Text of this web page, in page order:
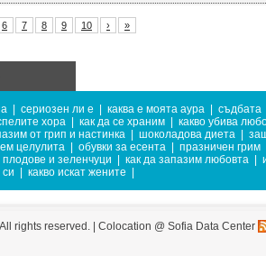
6 7 8 9 10 › »
| сериозен ли е | каква е моята аура | съдбата
хора | как да се храним | какво убива
от грип и настинка | шоколадова диета |
целулита | обувки за есента | празничен грим
и зеленчуци | как да запазим любовта |
| какво искат жените |
rights reserved. | Colocation @ Sofia Data Center